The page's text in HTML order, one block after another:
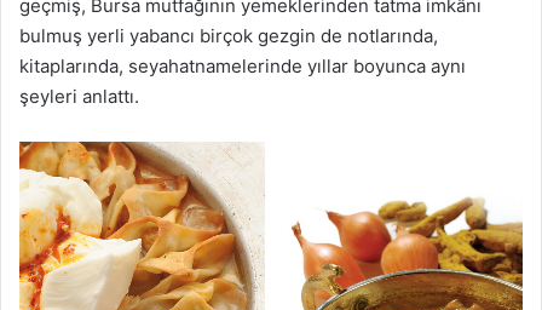
geçmiş, Bursa mutfağının yemeklerinden tatma imkânı
bulmuş yerli yabancı birçok gezgin de notlarında,
kitaplarında, seyahatnamelerinde yıllar boyunca aynı
şeyleri anlattı.